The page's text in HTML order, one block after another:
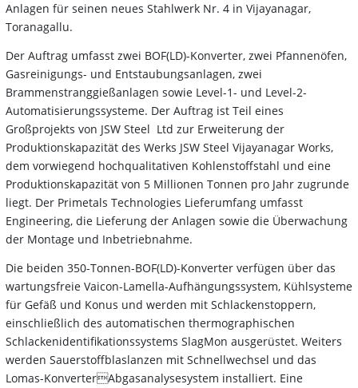
Anlagen für seinen neues Stahlwerk Nr. 4 in Vijayanagar,
Toranagallu.
Der Auftrag umfasst zwei BOF(LD)-Konverter, zwei Pfannenöfen,
Gasreinigungs- und Entstaubungsanlagen, zwei
Brammenstranggießanlagen sowie Level-1- und Level-2-
Automatisierungssysteme. Der Auftrag ist Teil eines
Großprojekts von JSW Steel Ltd zur Erweiterung der
Produktionskapazität des Werks JSW Steel Vijayanagar Works,
dem vorwiegend hochqualitativen Kohlenstoffstahl und eine
Produktionskapazität von 5 Millionen Tonnen pro Jahr zugrunde
liegt. Der Primetals Technologies Lieferumfang umfasst
Engineering, die Lieferung der Anlagen sowie die Überwachung
der Montage und Inbetriebnahme.
Die beiden 350-Tonnen-BOF(LD)-Konverter verfügen über das
wartungsfreie Vaicon-Lamella-Aufhängungssystem, Kühlsysteme
für Gefäß und Konus und werden mit Schlackenstoppern,
einschließlich des automatischen thermographischen
Schlackenidentifikationssystems SlagMon ausgerüstet. Weiters
werden Sauerstoffblaslanzen mit Schnellwechsel und das
Lomas-KonverterAbgasanalysesystem installiert. Eine